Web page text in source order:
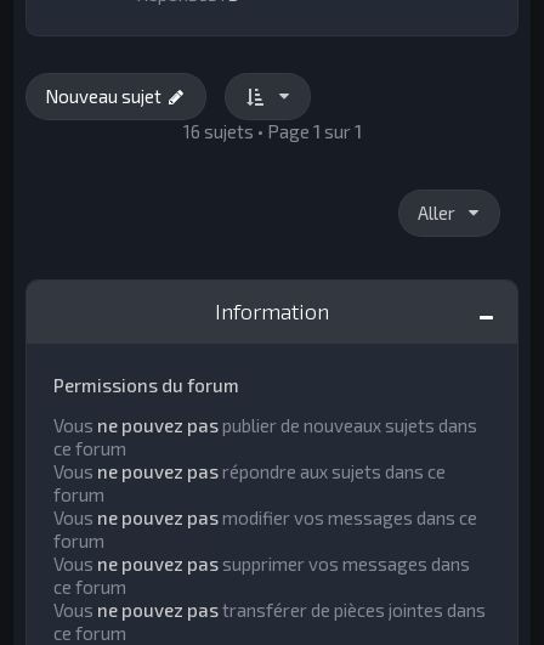
Nouveau sujet
16 sujets • Page 1 sur1
Aller
Information
Permissions du forum
Vous ne pouvez paspublier de nouveaux sujets dans
ce forum
Vous ne pouvez pasrépondre aux sujets dans ce
forum
Vous ne pouvez pasmodifier vos messages dans ce
forum
Vous ne pouvez pas supprimer vos messages dans
ce forum
Vous ne pouvez pastransférer de pièces jointes dans
ce forum